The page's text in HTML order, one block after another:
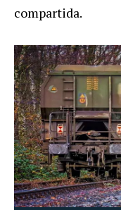
compartida.